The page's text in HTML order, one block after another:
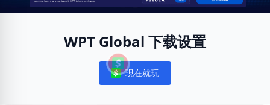
WPT Global 下载设置
Notifications
現在就玩